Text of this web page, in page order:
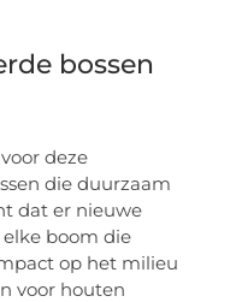
bossen
deze
die duurzaam
dat er nieuwe
boom die
op het milieu
voor houten